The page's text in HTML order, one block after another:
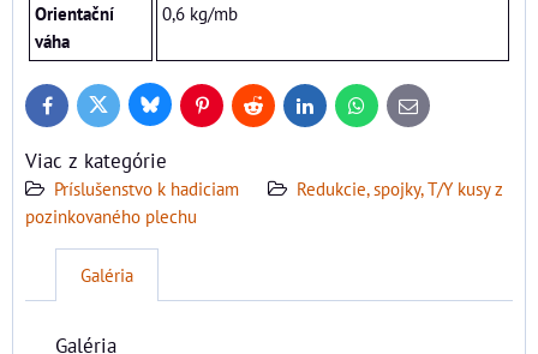
Orientační
váha
0,6 kg/mb
FacebookTwitter BlueskyPinterestReddit LinkedInWhatsApp
E-
mail
Viac z kategórie
Príslušenstvo k hadiciam
Redukcie, spojky, T/Y kusy z
pozinkovaného plechu
Galéria
Galéria